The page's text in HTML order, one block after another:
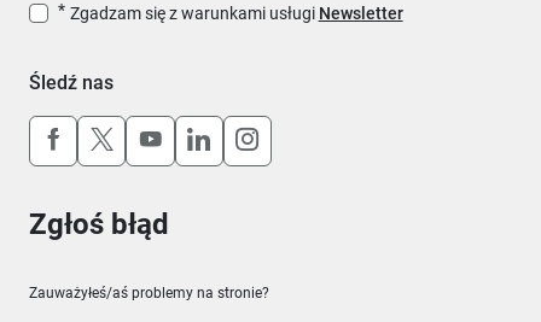
Zgadzam się z warunkami usługi Newsletter
Śledź nas
Uwaga, link otworzy się w nowym oknie
Uwaga, link otworzy się w nowym oknie
Uwaga, link otworzy się w nowym
Uwaga, link otworzy się w
Uwaga, link otworzy się w
Zgłoś błąd
Zauważyłeś/aś problemy na stronie?